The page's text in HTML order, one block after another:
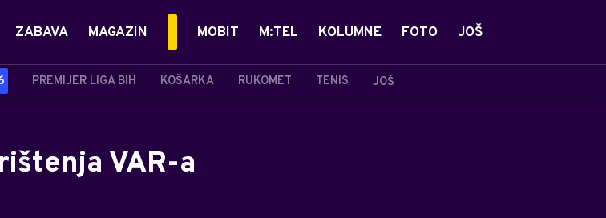
PREMIJER LIGA BIH KOŠARKA RUKOMET TENIS JOŠ
ZABAVA MAGAZIN MOBIT M:TEL KOLUMNE FOTO JOŠ
VAR-a